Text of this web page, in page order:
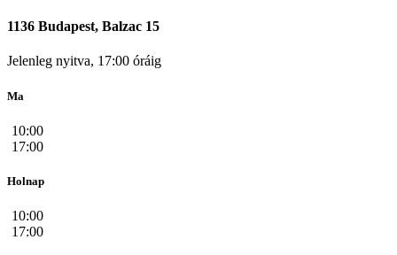
1136 Budapest, Balzac 15
Jelenleg nyitva, 17:00 óráig
Ma
10:00
17:00
Holnap
10:00
17:00